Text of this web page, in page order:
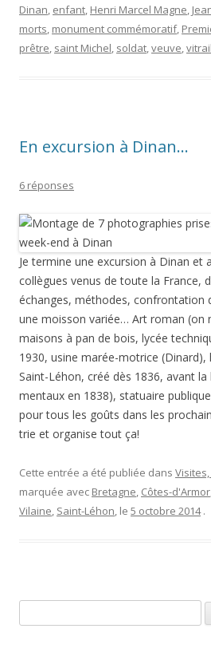
Dinan, enfant, Henri Marcel Magne,
morts, monument commémoratif,
prêtre, saint Michel, soldat,veuve,vitrail
En excursion à Dinan…
6 réponses
Je termine une excursion à Dinan et
collègues venus de toute la France,
échanges, méthodes, confrontation
une moisson variée… Art roman (on
maisons à pan de bois, lycée
1930, usine marée-motrice (Dinard),
Saint-Léhon, créé dès 1836, avant la
mentaux en 1838), statuaire
pour tous les goûts dans les
trie et organise tout ça!
Cette entrée a été publiée dans
marquée avec Bretagne, Côtes-d'Armor
Vilaine, Saint-Léhon, le 5 octobre 2014 .